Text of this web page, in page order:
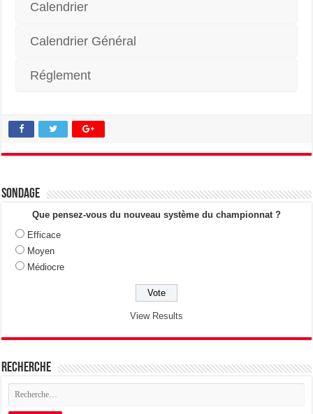
Calendrier
Calendrier Général
Réglement
Sondage
Que pensez-vous du nouveau système du championnat ?
Efficace
Moyen
Médiocre
View Results
Recherche